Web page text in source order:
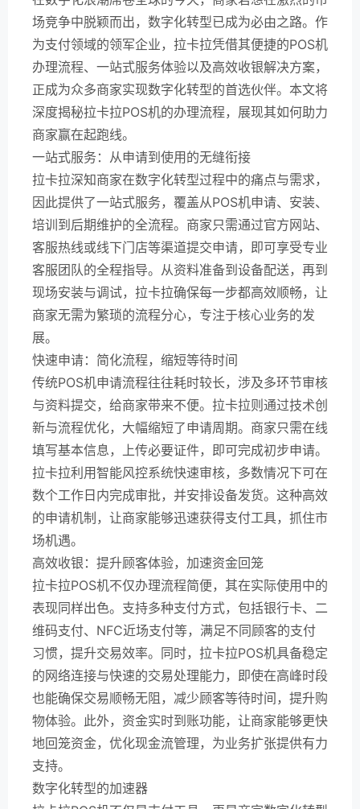
场竞争中脱颖而出，数字化转型已成为必由之路。作
为支付领域的领军企业，拉卡拉凭借其便捷的POS机
办理流程、一站式服务体验以及高效收银解决方案，
正成为众多商家实现数字化转型的首选伙伴。本文将
深度揭秘拉卡拉POS机的办理流程，展现其如何助力
商家赢在起跑线。
一站式服务：从申请到使用的无缝衔接
拉卡拉深知商家在数字化转型过程中的痛点与需求，
因此提供了一站式服务，覆盖从POS机申请、安装、
培训到后期维护的全流程。商家只需通过官方网站、
客服热线或线下门店等渠道提交申请，即可享受专业
客服团队的全程指导。从资料准备到设备配送，再到
现场安装与调试，拉卡拉确保每一步都高效顺畅，让
商家无需为繁琐的流程分心，专注于核心业务的发
展。
快速申请：简化流程，缩短等待时间
传统POS机申请流程往往耗时较长，涉及多环节审核
与资料提交，给商家带来不便。拉卡拉则通过技术创
新与流程优化，大幅缩短了申请周期。商家只需在线
填写基本信息，上传必要证件，即可完成初步申请。
拉卡拉利用智能风控系统快速审核，多数情况下可在
数个工作日内完成审批，并安排设备发货。这种高效
的申请机制，让商家能够迅速获得支付工具，抓住市
场机遇。
高效收银：提升顾客体验，加速资金回笼
拉卡拉POS机不仅办理流程简便，其在实际使用中的
表现同样出色。支持多种支付方式，包括银行卡、二
维码支付、NFC近场支付等，满足不同顾客的支付
习惯，提升交易效率。同时，拉卡拉POS机具备稳定
的网络连接与快速的交易处理能力，即使在高峰时段
也能确保交易顺畅无阻，减少顾客等待时间，提升购
物体验。此外，资金实时到账功能，让商家能够更快
地回笼资金，优化现金流管理，为业务扩张提供有力
支持。
数字化转型的加速器